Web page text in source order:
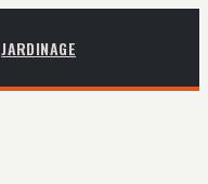
JARDINAGE